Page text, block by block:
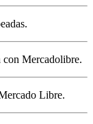
con Mercadolibre.
Libre.